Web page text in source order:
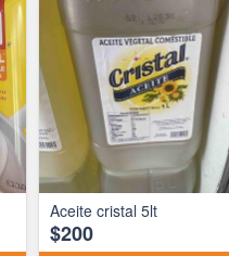
Aceite cristal 5lt
$200